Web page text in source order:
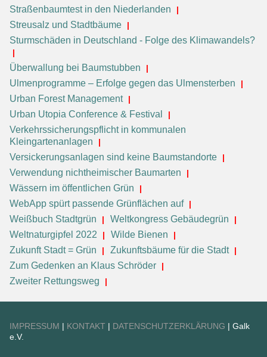
Straßenbaumtest in den Niederlanden
Streusalz und Stadtbäume
Sturmschäden in Deutschland - Folge des Klimawandels?
Überwallung bei Baumstubben
Ulmenprogramme – Erfolge gegen das Ulmensterben
Urban Forest Management
Urban Utopia Conference & Festival
Verkehrssicherungspflicht in kommunalen
Kleingartenanlagen
Versickerungsanlagen sind keine Baumstandorte
Verwendung nichtheimischer Baumarten
Wässern im öffentlichen Grün
WebApp spürt passende Grünflächen auf
Weißbuch Stadtgrün
Weltkongress Gebäudegrün
Weltnaturgipfel 2022
Wilde Bienen
Zukunft Stadt = Grün
Zukunftsbäume für die Stadt
Zum Gedenken an Klaus Schröder
Zweiter Rettungsweg
IMPRESSUM | KONTAKT | DATENSCHUTZERKLÄRUNG | Galk
e.V.